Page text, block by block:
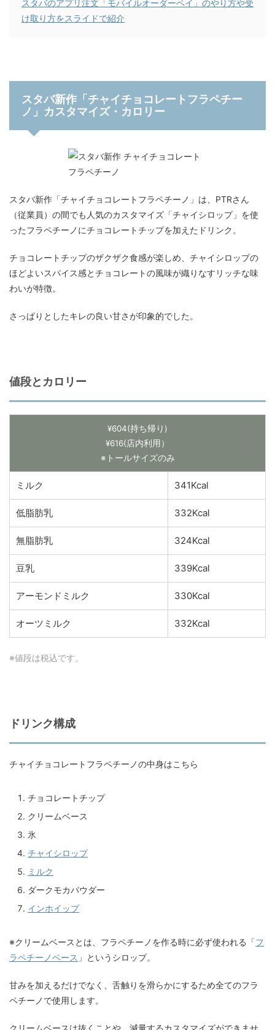
スタバのアプリ注文「モバイルオーダーペイ」のやり方や受
け取り方をスライドで紹介
スタバ新作「チャイチョコレートフラペチー
ノ」カスタマイズ・カロリー
スタバ新作「チャイチョコレートフラペチーノ」は、PTRさん
（従業員）の間でも人気のカスタマイズ「チャイシロップ」を使
ったフラペチーノにチョコレートチップを加えたドリンク。
チョコレートチップのザクザク食感が楽しめ、チャイシロップの
ほどよいスパイス感とチョコレートの風味が織りなすリッチな味
わいが特徴。
さっぱりとしたキレの良い甘さが印象的でした。
値段とカロリー
¥604(持ち帰り)
¥616(店内利用）
※トールサイズのみ
ミルク 341Kcal
低脂肪乳 332Kcal
無脂肪乳 324Kcal
豆乳 339Kcal
アーモンドミルク 330Kcal
オーツミルク 332Kcal
※値段は税込です。
ドリンク構成
チャイチョコレートフラペチーノの中身はこちら
チョコレートチップ
クリームベース
氷
チャイシロップ
ミルク
ダークモカパウダー
インホイップ
※クリームベースとは、フラペチーノを作る時に必ず使われる「フ
ラペチーノベース 」というシロップ。
甘みを加えるだけでなく、舌触りを滑らかにするため全てのフラ
ペチーノで使用します。